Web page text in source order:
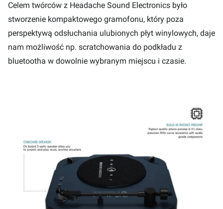
Celem twórców z Headache Sound Electronics było
stworzenie kompaktowego gramofonu, który poza
perspektywą odsłuchania ulubionych płyt winylowych, daje
nam możliwość np. scratchowania do podkładu z
bluetootha w dowolnie wybranym miejscu i czasie.